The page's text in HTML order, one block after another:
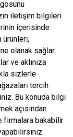
iletişim bilgileri
içerisinde
ürünleri,
olanak sağlar.
ve aklınıza
sizlerle
tercih
Bu konuda bilgi
açısından
firmalara bakabilir